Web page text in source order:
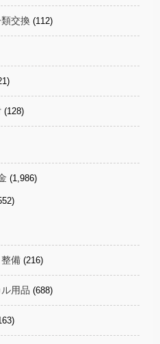
交換 (112)
(128)
(1,986)
備 (216)
用品 (688)